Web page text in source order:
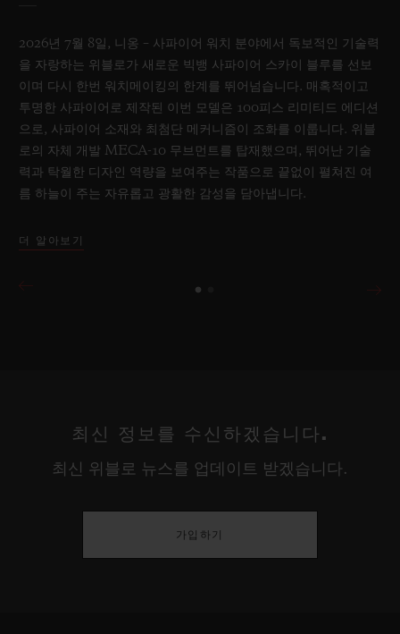
2026년 7월 8일, 니옹 – 사파이어 워치 분야에서 독보적인 기술력
을 자랑하는 위블로가 새로운 빅뱅 사파이어 스카이 블루를 선보
이며 다시 한번 워치메이킹의 한계를 뛰어넘습니다. 매혹적이고
투명한 사파이어로 제작된 이번 모델은 100피스 리미티드 에디션
으로, 사파이어 소재와 최첨단 메커니즘이 조화를 이룹니다. 위블
로의 자체 개발 MECA-10 무브먼트를 탑재했으며, 뛰어난 기술
력과 탁월한 디자인 역량을 보여주는 작품으로 끝없이 펼쳐진 여
름 하늘이 주는 자유롭고 광활한 감성을 담아냅니다.
더 알아보기
최신 정보를 수신하겠습니다.
최신 위블로 뉴스를 업데이트 받겠습니다.
가입하기